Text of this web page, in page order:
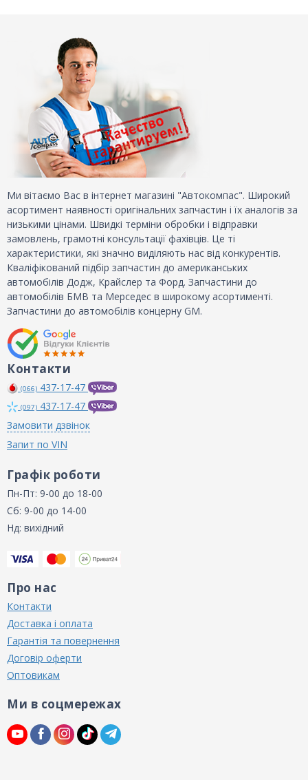
Ми вітаємо Вас в інтернет магазині "Автокомпас". Широкий
асортимент наявності оригінальних запчастин і їх аналогів за
низькими цінами. Швидкі терміни обробки і відправки
замовлень, грамотні консультації фахівців. Це ті
характеристики, які значно виділяють нас від конкурентів.
Кваліфікований підбір запчастин до американських
автомобілів Додж, Крайслер та Форд. Запчастини до
автомобілів БМВ та Мерседес в широкому асортименті.
Запчастини до автомобілів концерну GM.
Контакти
(066) 437-17-47
(097) 437-17-47
Замовити дзвінок
Запит по VIN
Графік роботи
Пн-Пт: 9-00 до 18-00
Сб: 9-00 до 14-00
Нд: вихідний
Про нас
Контакти
Доставка і оплата
Гарантія та повернення
Договір оферти
Оптовикам
Ми в соцмережах